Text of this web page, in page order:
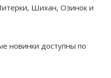
Шихан, Озинок и
новинки доступны по